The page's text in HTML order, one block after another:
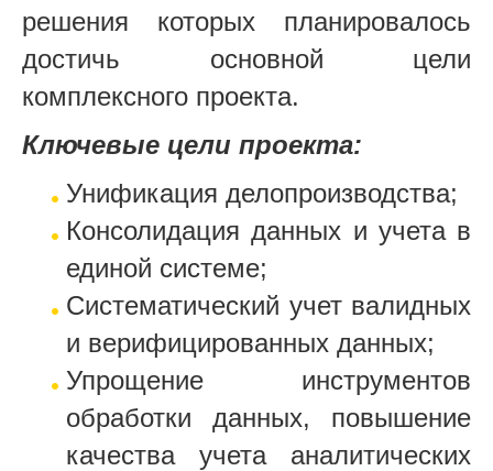
решения которых планировалось
достичь основной цели
комплексного проекта.
Ключевые цели проекта:
Унификация делопроизводства;
Консолидация данных и учета в
единой системе;
Систематический учет валидных
и верифицированных данных;
Упрощение инструментов
обработки данных, повышение
качества учета аналитических